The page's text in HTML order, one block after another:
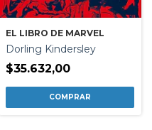
EL LIBRO DE MARVEL
Dorling Kindersley
$35.632,00